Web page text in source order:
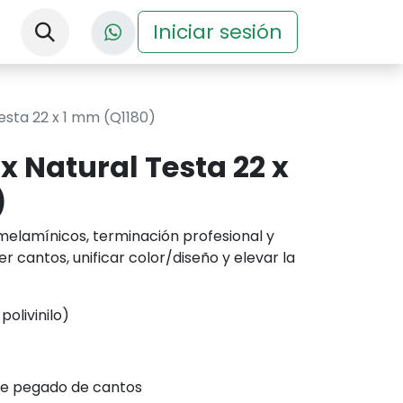
Descargas Eventos
Iniciar sesión
22 x 1 mm (Q1180)
Natural Testa 22 x
terminación profesional y
cantos, unificar color/diseño y elevar la
pegado de cantos